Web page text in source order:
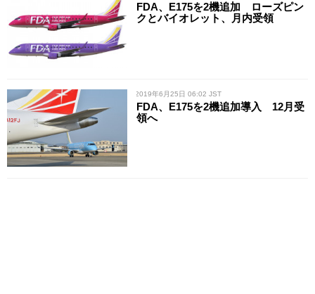
FDA、E175を2機追加 ローズピン
クとバイオレット、月内受領
/ 2019年6月25日 06:02 JST
FDA、E175を2機追加導入 12月受
領へ